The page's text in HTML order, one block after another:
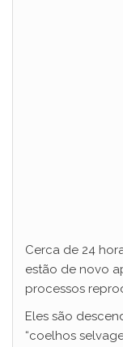
Cerca de 24
estão de novo
processos
Eles são
“coelhos